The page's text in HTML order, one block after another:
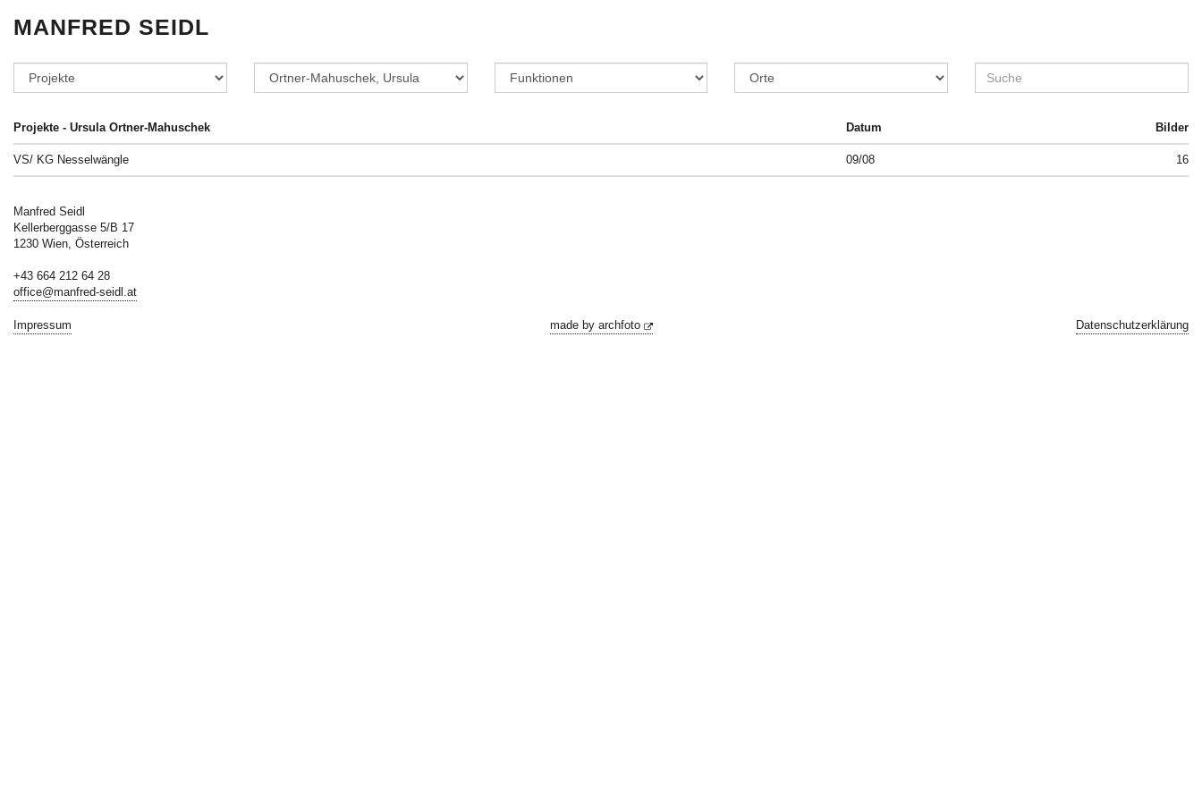
MANFRED SEIDL
Projekte - Ursula Ortner-Mahuschek Datum Bilder
VS/ KG Nesselwängle 09/08 16
Manfred Seidl
Kellerberggasse 5/B 17
1230 Wien, Österreich
+43 664 212 64 28
office@manfred-seidl.at
Impressum made by archfoto Datenschutzerklärung